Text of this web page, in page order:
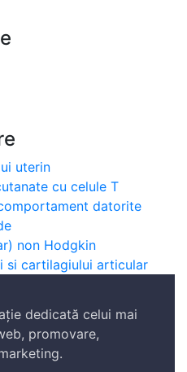
uterin
cu celule T
datorite
non Hodgkin
si cartilagiului articular
dedicată celui mai
promovare,